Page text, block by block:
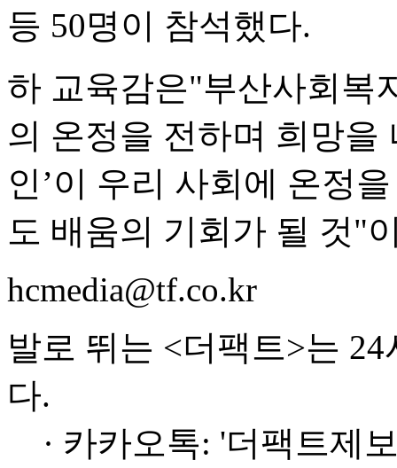
등 50명이 참석했다.
하 교육감은"부산사회복
의 온정을 전하며 희망을
인’이 우리 사회에 온정
도 배움의 기회가 될 것"
hcmedia@tf.co.kr
발로 뛰는 <더팩트>는
다.
· 카카오톡: '더팩트제